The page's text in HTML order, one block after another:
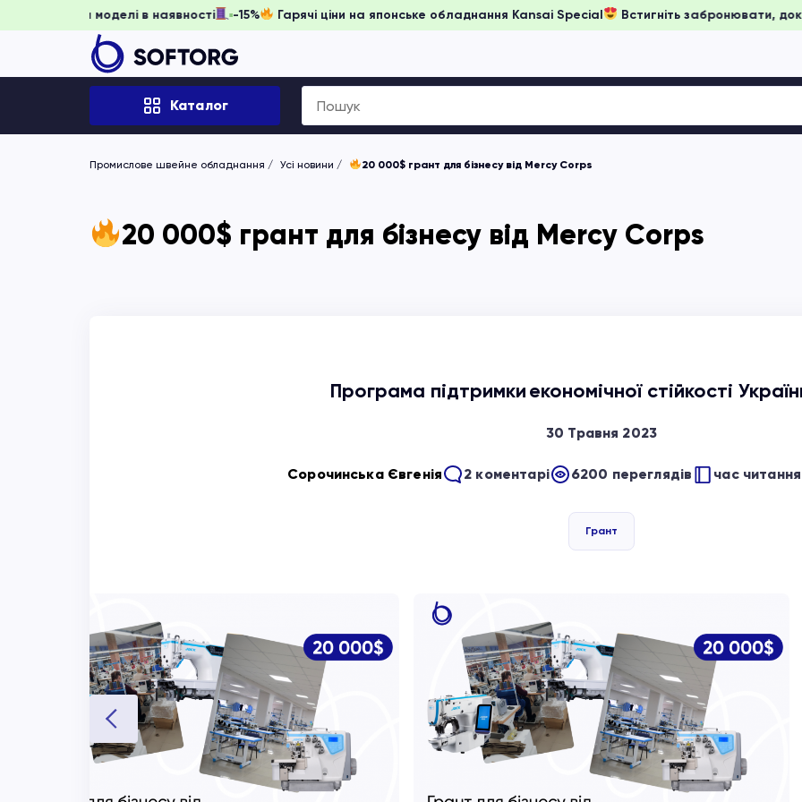
забронювати, доки моделі в наявності -15% Гарячі ціни на японське обладнання Kansai Special Встигніть
Каталог
Search
for:
Промислове швейне обладнання Усі новини 20 000$ грант для бізнесу від Mercy Corps
20 000$ грант для бізнесу від Mercy Corps
Програма підтримки економічної стійкості
30 Травня 2023
Сорочинська Євгенія 2 коментарі 6200 переглядів час
Грант